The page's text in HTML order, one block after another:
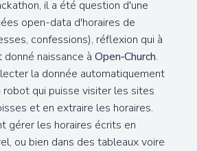
il a été question d'une
open-data d'horaires de
confessions), réflexion qui à
naissance à Open‑Church.
la donnée automatiquement
robot qui puisse visiter les sites
et en extraire les horaires.
gérer les horaires écrits en
ou bien dans des tableaux voire